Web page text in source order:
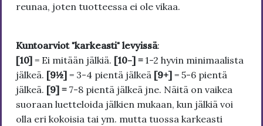
reunaa, joten tuotteessa ei ole vikaa.
Kuntoarviot "karkeasti" levyissä:
[10] = Ei mitään jälkiä. [10-] = 1-2 hyvin minimaalista
jälkeä. [9½] = 3-4 pientä jälkeä [9+] = 5-6 pientä
jälkeä. [9] = 7-8 pientä jälkeä jne. Näitä on vaikea
suoraan luetteloida jälkien mukaan, kun jälkiä voi
olla eri kokoisia tai ym. mutta tuossa karkeasti